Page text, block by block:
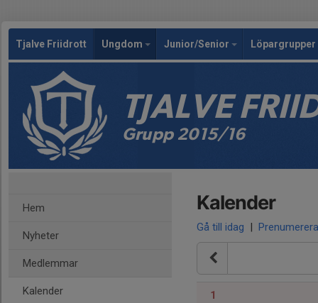
Tjalve Friidrott Ungdom Junior/Senior
TJALVE
Grupp 2015/16
Hem
Nyheter
Medlemmar
Kalender
Kalender
Gå till idag | Prenumerera
1